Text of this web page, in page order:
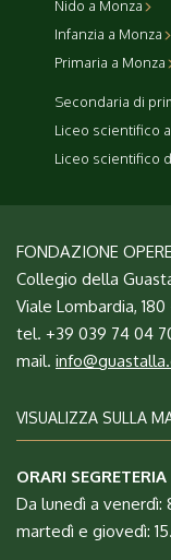
Nido a Monza
Infanzia a Monza
Primaria a Monza
Secondaria di
Liceo scientifico
Liceo scientifico
FONDAZIONE
Collegio della
Viale Lombardia,
tel. +39 039 74 04
mail.
VISUALIZZA SULLA
ORARI SEGRETERIA
Da lunedì a venerdì:
martedì e giovedì: